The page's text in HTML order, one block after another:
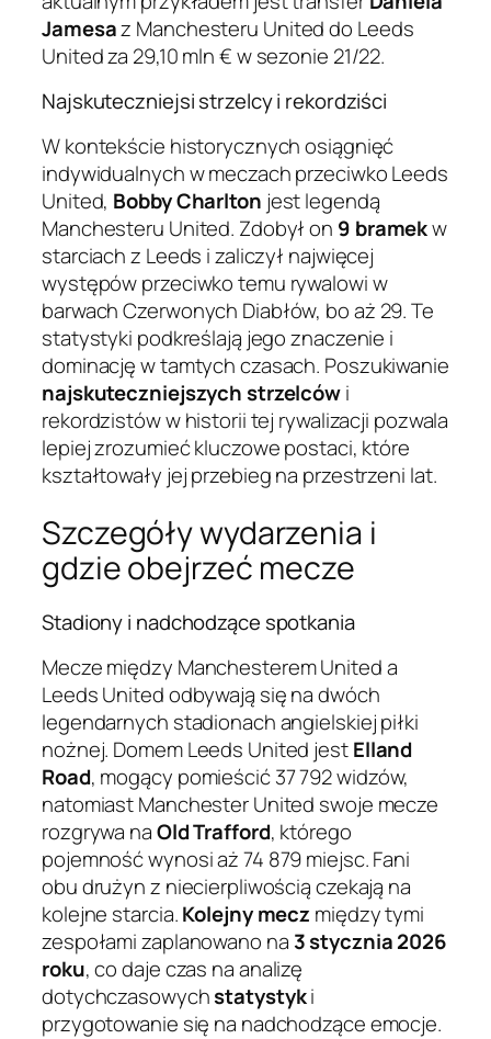
Jamesaz Manchesteru United do Leeds
United za 29,10 mln € w sezonie 21/22.
Najskuteczniejsi strzelcy i rekordziści
W kontekście historycznych osiągnięć
indywidualnych w meczach przeciwko Leeds
United, Bobby Charlton jest legendą
Manchesteru United. Zdobył on 9 bramekw
starciach z Leeds i zaliczył najwięcej
występów przeciwko temu rywalowi w
barwach Czerwonych Diabłów, bo aż 29. Te
statystyki podkreślają jego znaczenie i
dominację w tamtych czasach. Poszukiwanie
najskuteczniejszych strzelcówi
rekordzistów w historii tej rywalizacji pozwala
lepiej zrozumieć kluczowe postaci, które
kształtowały jej przebieg na przestrzeni lat.
Szczegóły wydarzenia i
gdzie obejrzeć mecze
Stadiony i nadchodzące spotkania
Mecze między Manchesterem United a
Leeds United odbywają się na dwóch
legendarnych stadionach angielskiej piłki
nożnej. Domem Leeds United jestElland
Road, mogący pomieścić 37 792 widzów,
natomiast Manchester United swoje mecze
rozgrywa naOld Trafford, którego
pojemność wynosi aż 74 879 miejsc. Fani
obu drużyn z niecierpliwością czekają na
kolejne starcia.Kolejny mecz między tymi
zespołami zaplanowano na 3 stycznia 2026
roku, co daje czas na analizę
dotychczasowychstatystyki
przygotowanie się na nadchodzące emocje.